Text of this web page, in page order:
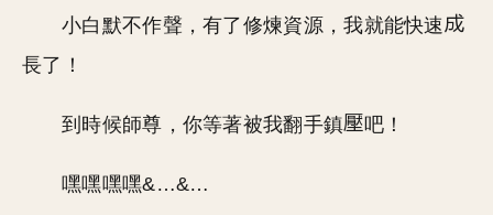
小白默不作聲，有了修煉資源，我就能快速
長了！
到時候師尊，你等著被我翻手鎮 吧！
嘿嘿嘿嘿&…&…